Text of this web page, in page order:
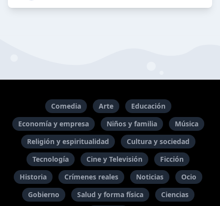
Comedia Arte
Educación
Economía y empresa
Niños y familia
Música
Religión y espiritualidad
Cultura y sociedad
Tecnología
Cine y Televisión
Ficción
Historia
Crímenes reales Noticias
Ocio
Gobierno
Salud y forma física Ciencias